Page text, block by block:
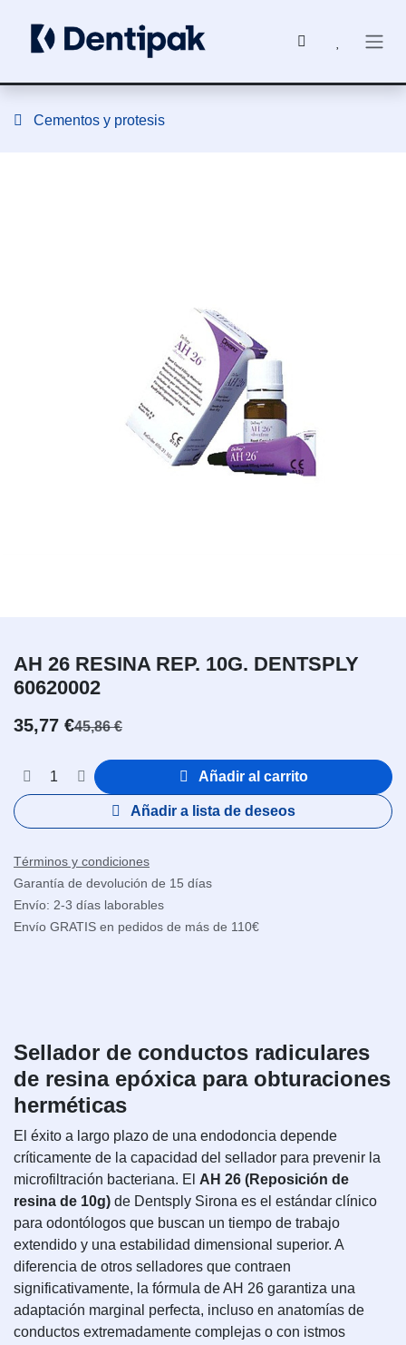
Cementos y protesis
AH 26 RESINA REP. 10G. DENTSPLY
60620002
35,77 €45,86€
Añadir al carrito
Añadir a lista de deseos
Términos y condiciones
Garantía de devolución de 15 días
Envío: 2-3 días laborables
Envío GRATIS en pedidos de más de 110€
Sellador de conductos radiculares
de resina epóxica para obturaciones
herméticas
El éxito a largo plazo de una endodoncia depende
críticamente de la capacidad del sellador para prevenir la
microfiltración bacteriana. El AH 26 (Reposición de
resina de 10g) de Dentsply Sirona es el estándar clínico
para odontólogos que buscan un tiempo de trabajo
extendido y una estabilidad dimensional superior. A
diferencia de otros selladores que contraen
significativamente, la fórmula de AH 26 garantiza una
adaptación marginal perfecta, incluso en anatomías de
conductos extremadamente complejas o con istmos